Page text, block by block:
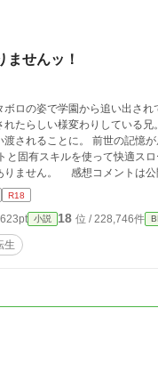
ませんッ！
ボロの姿で学園から追い出さ
れたらしい様変わりしている
渡されることに。 前世の記憶
を使って快適スローライフの為に動き出す。 ※急遽
りません。 感想コメントは公
い！とても励みになります！
R18
小説 18 位 / 228,746件 BL
生